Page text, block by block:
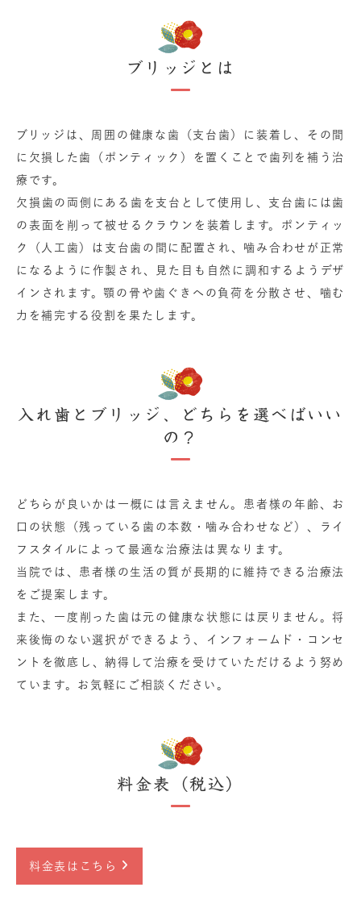
ブリッジとは
ブリッジは、周囲の健康な歯（支台歯）に装着し、その間
に欠損した歯（ポンティック）を置くことで歯列を補う治
療です。
欠損歯の両側にある歯を支台として使用し、支台歯には歯
の表面を削って被せるクラウンを装着します。ポンティッ
ク（人工歯）は支台歯の間に配置され、噛み合わせが正常
になるように作製され、見た目も自然に調和するようデザ
インされます。顎の骨や歯ぐきへの負荷を分散させ、噛む
力を補完する役割を果たします。
入れ歯とブリッジ、どちらを選べばいい
の？
どちらが良いかは一概には言えません。患者様の年齢、お
口の状態（残っている歯の本数・噛み合わせなど）、ライ
フスタイルによって最適な治療法は異なります。
当院では、患者様の生活の質が長期的に維持できる治療法
をご提案します。
また、一度削った歯は元の健康な状態には戻りません。将
来後悔のない選択ができるよう、インフォームド・コンセ
ントを徹底し、納得して治療を受けていただけるよう努め
ています。お気軽にご相談ください。
料金表（税込）
料金表はこちら